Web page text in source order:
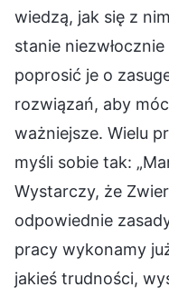
wiedzą, jak się z
stanie
poprosić je o
rozwiązań, aby
ważniejsze. Wielu
myśli sobie tak:
Wystarczy, że
odpowiednie
pracy wykonamy
jakieś trudności,